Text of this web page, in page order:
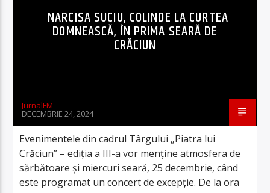
NARCISA SUCIU, COLINDE LA CURTEA
DOMNEASCĂ, ÎN PRIMA SEARĂ DE
CRĂCIUN
JurnalFM
DECEMBRIE 24, 2024
Evenimentele din cadrul Târgului „Piatra lui
Crăciun” – ediția a III-a vor menține atmosfera de
sărbătoare și miercuri seară, 25 decembrie, când
este programat un concert de excepție. De la ora